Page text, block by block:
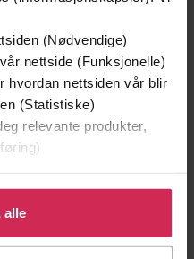
(Nødvendige)
nettside (Funksjonelle)
hvordan nettsiden vår blir
(Statistiske)
relevante produkter,
ditt samtykke til å
Du kan også
formål ved å klikke
alle
149,-